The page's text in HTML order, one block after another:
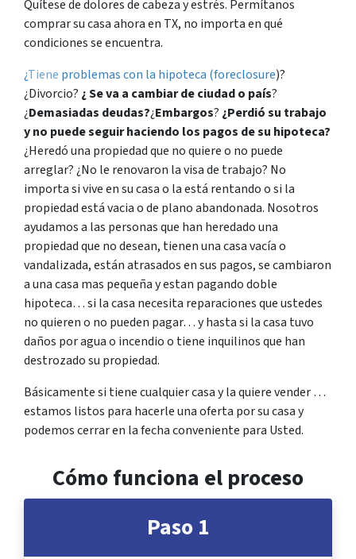
Quítese de dolores de cabeza y estrés. Permítanos
comprar su casa ahora en TX, no importa en qué
condiciones se encuentra.
¿Tiene problemas con la hipoteca (foreclosure)?
¿Divorcio? ¿ Se va a cambiar de ciudad o país?
¿Demasiadas deudas?¿Embargos? ¿Perdió su trabajo
y no puede seguir haciendo los pagos de su hipoteca?
¿Heredó una propiedad que no quiere o no puede
arreglar? ¿No le renovaron la visa de trabajo? No
importa si vive en su casa o la está rentando o si la
propiedad está vacia o de plano abandonada. Nosotros
ayudamos a las personas que han heredado una
propiedad que no desean, tienen una casa vacía o
vandalizada, están atrasados en sus pagos, se cambiaron
a una casa mas pequeña y estan pagando doble
hipoteca… si la casa necesita reparaciones que ustedes
no quieren o no pueden pagar… y hasta si la casa tuvo
daños por agua o incendio o tiene inquilinos que han
destrozado su propiedad.
Básicamente si tiene cualquier casa y la quiere vender …
estamos listos para hacerle una oferta por su casa y
podemos cerrar en la fecha conveniente para Usted.
Cómo funciona el proceso
Paso 1